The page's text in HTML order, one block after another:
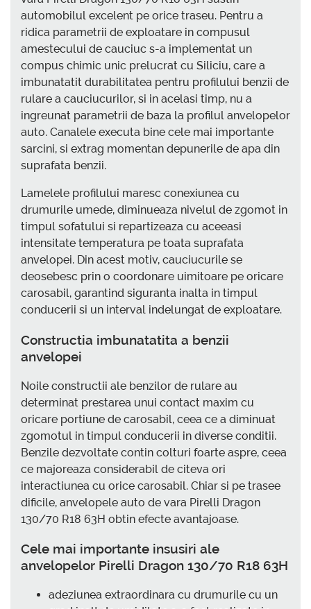
automobilul excelent pe orice traseu. Pentru a
ridica parametrii de exploatare in compusul
amestecului de cauciuc s-a implementat un
compus chimic unic prelucrat cu Siliciu, care a
imbunatatit durabilitatea pentru profilului benzii de
rulare a cauciucurilor, si in acelasi timp, nu a
ingreunat parametrii de baza la profilul anvelopelor
auto. Canalele executa bine cele mai importante
sarcini, si extrag momentan depunerile de apa din
suprafata benzii.
Lamelele profilului maresc conexiunea cu
drumurile umede, diminueaza nivelul de zgomot in
timpul sofatului si repartizeaza cu aceeasi
intensitate temperatura pe toata suprafata
anvelopei. Din acest motiv, cauciucurile se
deosebesc prin o coordonare uimitoare pe oricare
carosabil, garantind siguranta inalta in timpul
conducerii si un interval indelungat de exploatare.
Constructia imbunatatita a benzii
anvelopei
Noile constructii ale benzilor de rulare au
determinat prestarea unui contact maxim cu
oricare portiune de carosabil, ceea ce a diminuat
zgomotul in timpul conducerii in diverse conditii.
Benzile dezvoltate contin colturi foarte aspre, ceea
ce majoreaza considerabil de citeva ori
interactiunea cu orice carosabil. Chiar si pe trasee
dificile, anvelopele auto de vara Pirelli Dragon
130/70 R18 63H obtin efecte avantajoase.
Cele mai importante insusiri ale
anvelopelor Pirelli Dragon 130/70 R18 63H
adeziunea extraordinara cu drumurile cu un